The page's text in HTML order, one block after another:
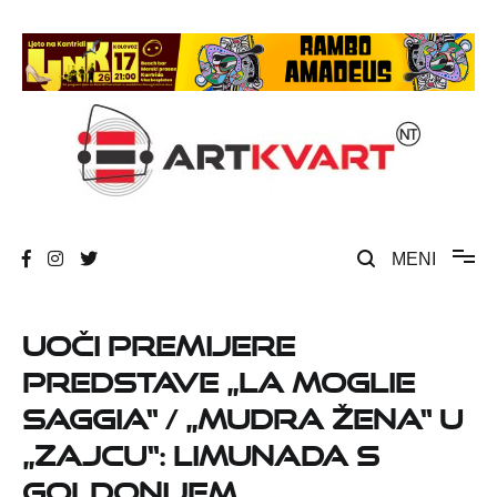
content
MENI
Uoči premijere
predstave „La moglie
saggia“ / „Mudra žena“ u
„Zajcu“: Limunada s
Goldonijem